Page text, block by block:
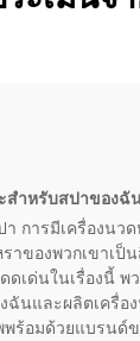
สำหรับสปาของฉั
า การมีเครื่องนว
าของพวกเขาเป็
ดเด่นในเรื่องนี้ พ
ฉันและผลิตเครื่อ
ร้อมด้วยแบรนด์